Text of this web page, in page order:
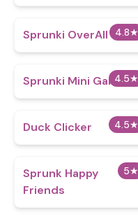
4.8★
Sprunki OverAll
4.5★
Sprunki Mini Games
4.5★
Duck Clicker
5★
Sprunk Happy
Friends